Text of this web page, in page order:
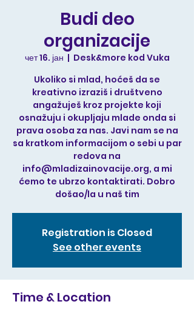
Budi deo
organizacije
чет 16. јан
  |
Desk&more kod Vuka
Ukoliko si mlad, hoćeš da se
kreativno izraziš i društveno
angažuješ kroz projekte koji
osnažuju i okupljaju mlade onda si
prava osoba za nas. Javi nam se na
sa kratkom informacijom o sebi u par
redova na
info@mladizainovacije.org, a mi
ćemo te ubrzo kontaktirati. Dobro
došao/la u naš tim
Registration is Closed
See other events
Time & Location